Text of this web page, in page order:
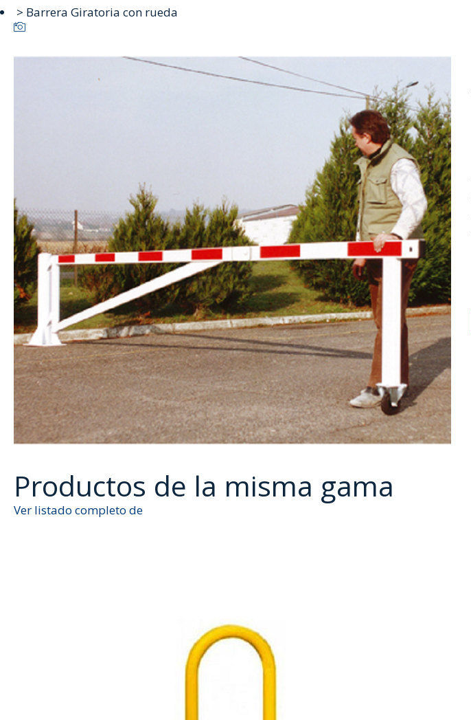
> Barrera Giratoria con rueda
Productos de la misma gama
Ver listado completo de